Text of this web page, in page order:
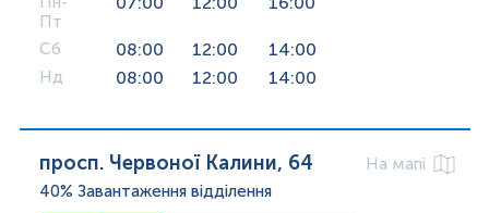
Пт
Сб 08:00 12:00 14:00
Нд 08:00 12:00 14:00
просп. Червоної Калини, 64
На мапі
40% Завантаження відділення